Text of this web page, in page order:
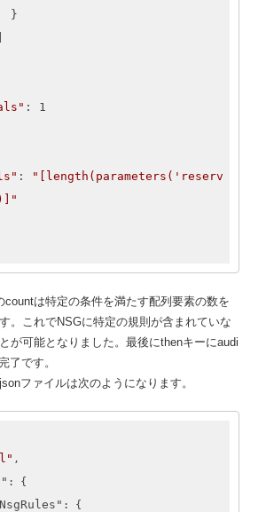
: 1
:
"[length(parameters('reserv
countは特定の条件を満たす配列要素の数を
。これでNSGに特定の規則が含まれていな
が可能となりました。最後にthenキーにaudi
了です。
ファイルは次のようになります。
,
: {
: {